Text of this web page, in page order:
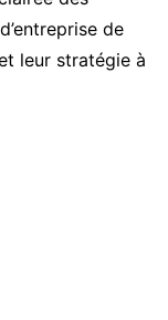
de
leur stratégie à